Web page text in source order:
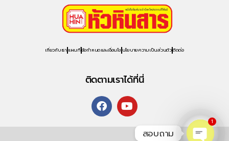
เกี่ยวกับเรา แผนที่ ข้อกำหนดและเงื่อนไข นโยบายความเป็นส่วนตัวติดต่อ
ติดตามเราได้ที่นี่
สอบถาม
1